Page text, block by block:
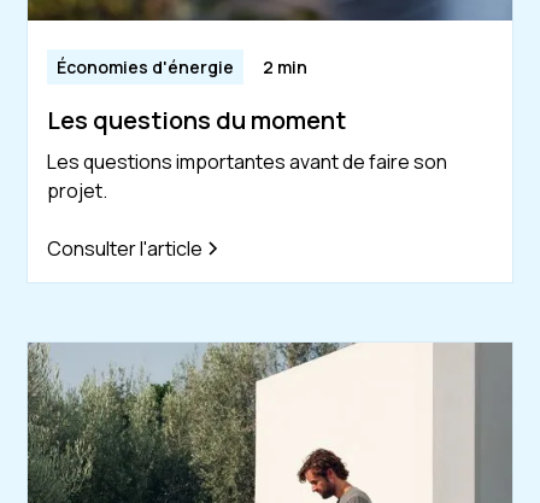
Économies d'énergie 2 min
Les questions du moment
Les questions importantes avant de faire son
projet.
Consulter l'article